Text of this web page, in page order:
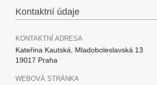
Kontaktní údaje
KONTAKTNÍ ADRESA
Kateřina Kautská, Mladoboleslavská 13
19017 Praha
WEBOVÁ STRÁNKA